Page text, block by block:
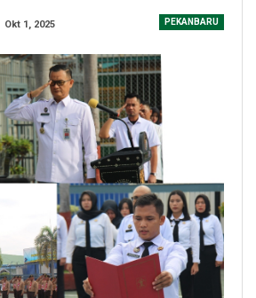
PEKANBARU
Okt 1, 2025